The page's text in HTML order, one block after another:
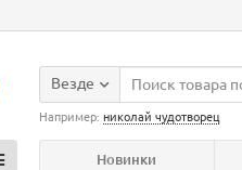
Везде
Например: николай чудотворец
Новинки